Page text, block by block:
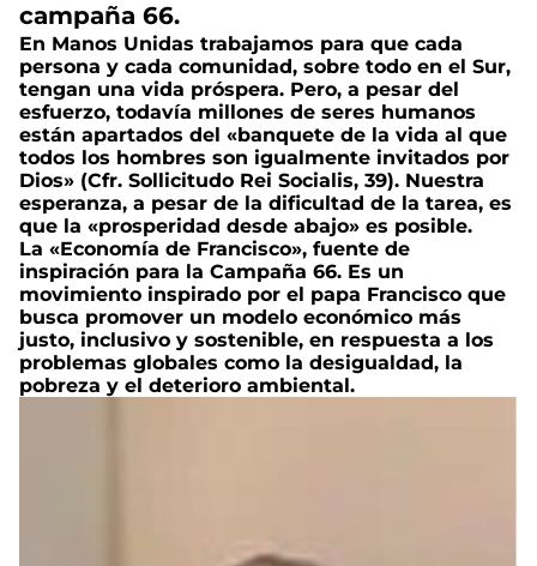
campaña 66.
En Manos Unidas trabajamos para que cada
persona y cada comunidad, sobre todo en el Sur,
tengan una vida próspera. Pero, a pesar del
esfuerzo, todavía millones de seres humanos
están apartados del «banquete de la vida al que
todos los hombres son igualmente invitados por
Dios» (Cfr. Sollicitudo Rei Socialis, 39). Nuestra
esperanza, a pesar de la dificultad de la tarea, es
que la «prosperidad desde abajo» es posible.
La «Economía de Francisco», fuente de
inspiración para la Campaña 66. Es un
movimiento inspirado por el papa Francisco que
busca promover un modelo económico más
justo, inclusivo y sostenible, en respuesta a los
problemas globales como la desigualdad, la
pobreza y el deterioro ambiental.